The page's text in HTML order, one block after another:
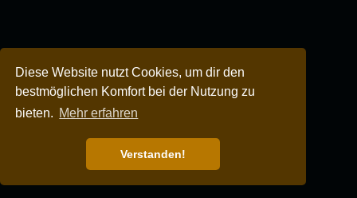
Diese Website nutzt Cookies, um dir den
bestmöglichen Komfort bei der Nutzung zu
bieten. Mehr erfahren
Verstanden!